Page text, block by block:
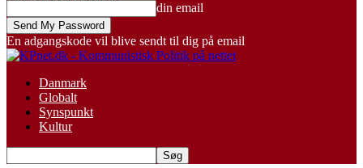
din email
En adgangskode vil blive sendt til dig på email
Danmark
Globalt
Synspunkt
Kultur